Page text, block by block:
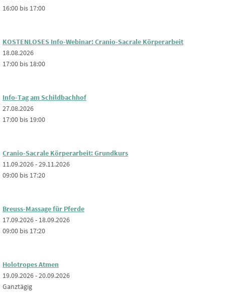
16:00 bis 17:00
KOSTENLOSES Info-Webinar: Cranio-Sacrale Körperarbeit
18.08.2026
17:00 bis 18:00
Info-Tag am Schildbachhof
27.08.2026
17:00 bis 19:00
Cranio-Sacrale Körperarbeit: Grundkurs
11.09.2026 - 29.11.2026
09:00 bis 17:20
Breuss-Massage für Pferde
17.09.2026 - 18.09.2026
09:00 bis 17:20
Holotropes Atmen
19.09.2026 - 20.09.2026
Ganztägig